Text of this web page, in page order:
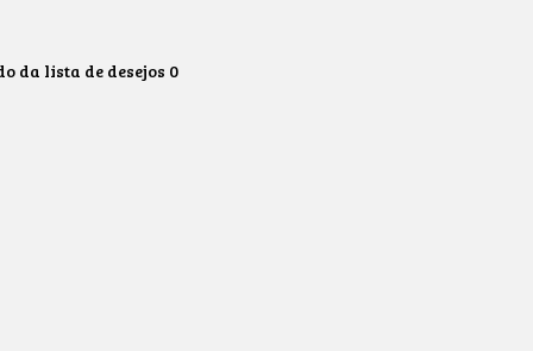
da lista de desejos 0